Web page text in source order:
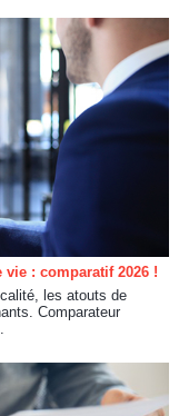
: comparatif 2026 !
les atouts de
Comparateur